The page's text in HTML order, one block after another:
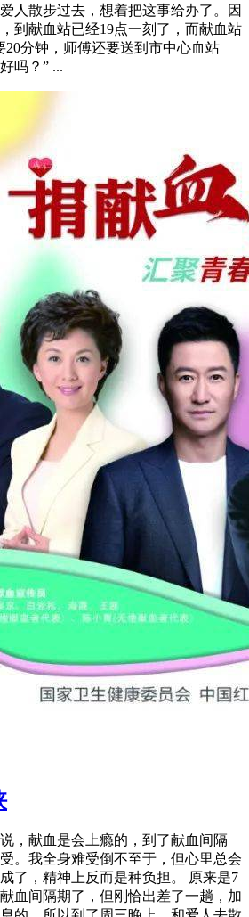
人散步过去，想着把这事给办了。因
到献血站已经19点一刻了，而献血站
20分钟，师傅还要送到市中心血站
吗？” ...
，献血是会上瘾的，到了献血间隔
。我全身难受倒不至于，但心里总会
了，精神上反而是种负担。 原来是7
血间隔期了，但刚恰出差了一趟，加